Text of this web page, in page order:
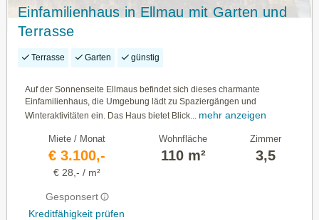
Einfamilienhaus in Ellmau mit Garten und
Terrasse
Terrasse Garten günstig
Auf der Sonnenseite Ellmaus befindet sich dieses charmante
Einfamilienhaus, die Umgebung lädt zu Spaziergängen und
Winteraktivitäten ein. Das Haus bietet Blick... mehr anzeigen
Miete / Monat
€ 3.100,-
€ 28,- / m²
Gesponsert
Kreditfähigkeit prüfen
Wohnfläche
110 m²
Zimmer
3,5